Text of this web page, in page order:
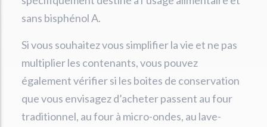
sans bisphénol A.
Si vous souhaitez vous simplifier la vie et ne pas
multiplier les contenants, vous pouvez
également vérifier si les boites de conservation
que vous envisagez d’acheter passent au four
traditionnel, au four à micro-ondes, au lave-